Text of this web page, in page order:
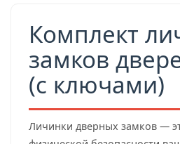
Комплект
замков
(с ключами)
Личинки дверных замков —